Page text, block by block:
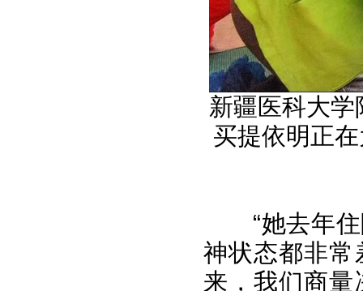
新疆医科大学
买提依明正
“她去年
神状态都非常
来，我们商